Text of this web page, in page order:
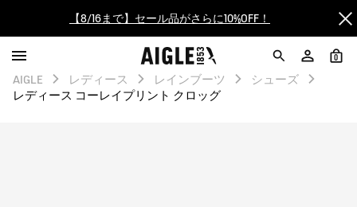
【8/16まで】セール品がさらに10%OFF！
【最大50%OFF】FINAL SALEがスタート！
ログイン/会員登録で送料＆返品無料
0
AIGLE レディース レインブーツ
シューズ
レディース コーレイプリント クロッグ